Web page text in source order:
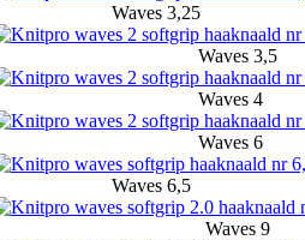
Waves 3,25
Waves 3,5
Waves 4
Waves 6
Waves 6,5
Waves 9